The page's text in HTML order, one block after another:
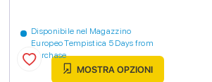
Disponibile nel Magazzino
Europeo Tempistica 5 Days from
purchase
MOSTRA OPZIONI